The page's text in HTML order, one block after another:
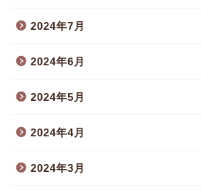
2024年7月
2024年6月
2024年5月
2024年4月
2024年3月